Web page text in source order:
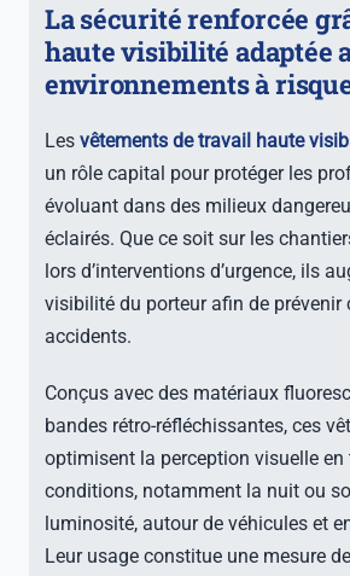
La sécurité renforcée
haute visibilité adaptée
environnements à
Les vêtements de travail haute
un rôle capital pour protéger les
évoluant dans des milieux
éclairés. Que ce soit sur les
lors d’interventions d’urgence, ils
visibilité du porteur afin de prévenir
accidents.
Conçus avec des matériaux
bandes rétro-réfléchissantes, ces
optimisent la perception visuelle en
conditions, notamment la nuit ou
luminosité, autour de véhicules et
Leur usage constitue une mesure